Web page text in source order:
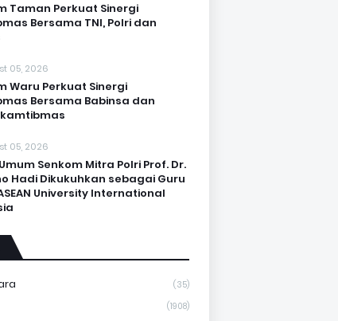
Taman Perkuat Sinergi
Bersama TNI, Polri dan
05, 2026
Waru Perkuat Sinergi
Bersama Babinsa dan
05, 2026
Senkom Mitra Polri Prof. Dr.
Hadi Dikukuhkan sebagai Guru
University International
(35)
(1908)